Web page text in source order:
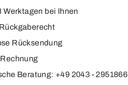
Werktagen bei Ihnen
Rücksendung
Beratung: +49 2043 - 2951866